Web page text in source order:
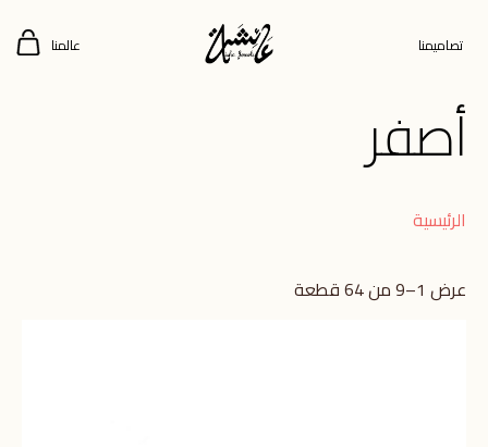
تصاميمنا عالمنا
أصفر
الرئيسية
عرض 1–9 من 64 قطعة